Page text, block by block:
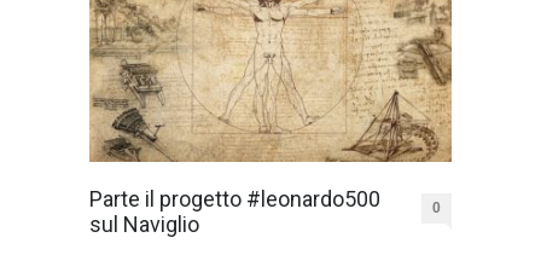
Parte il progetto #leonardo500
sul Naviglio
0